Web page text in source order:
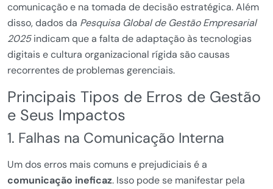
comunicação e na tomada de decisão estratégica. Além
disso, dados da Pesquisa Global de Gestão Empresarial
2025indicam que a falta de adaptação às tecnologias
digitais e cultura organizacional rígida são causas
recorrentes de problemas gerenciais.
Principais Tipos de Erros de Gestão
e Seus Impactos
1. Falhas na Comunicação Interna
Um dos erros mais comuns e prejudiciais é a
comunicação ineficaz. Isso pode se manifestar pela